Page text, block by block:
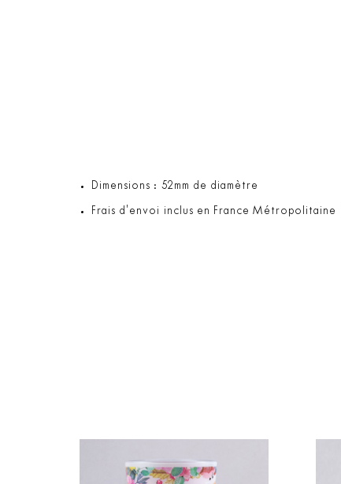
Dimensions : 52mm de diamètre
Frais d'envoi inclus en France Métropolitaine